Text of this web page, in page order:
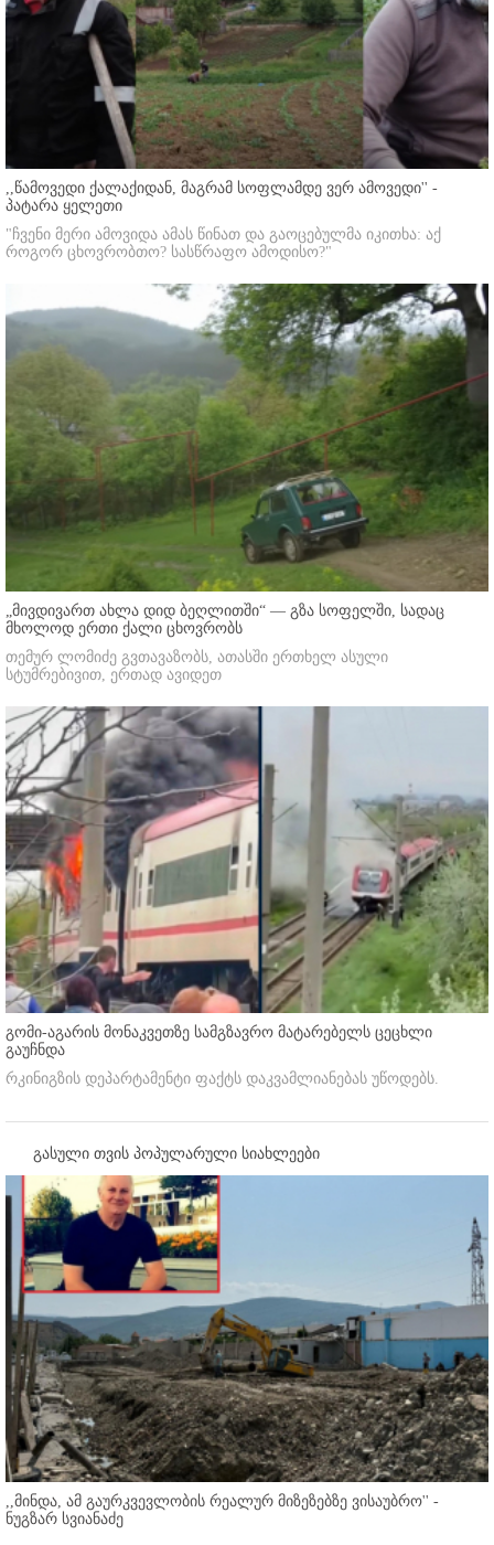
,,წამოვედი ქალაქიდან, მაგრამ სოფლამდე ვერ ამოვედი'' -
პატარა ყელეთი
"ჩვენი მერი ამოვიდა ამას წინათ და გაოცებულმა იკითხა: აქ
როგორ ცხოვრობთო? სასწრაფო ამოდისო?"
„მივდივართ ახლა დიდ ბეღლითში“ — გზა სოფელში, სადაც
მხოლოდ ერთი ქალი ცხოვრობს
თემურ ლომიძე გვთავაზობს, ათასში ერთხელ ასული
სტუმრებივით, ერთად ავიდეთ
გომი-აგარის მონაკვეთზე სამგზავრო მატარებელს ცეცხლი
გაუჩნდა
რკინიგზის დეპარტამენტი ფაქტს დაკვამლიანებას უწოდებს.
გასული თვის პოპულარული სიახლეები
,,მინდა, ამ გაურკვევლობის რეალურ მიზეზებზე ვისაუბრო'' -
ნუგზარ სვიანაძე